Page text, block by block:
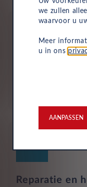
Reparatie en
we zullen
waarvoor u
Meer
u in ons
AANPASSEN